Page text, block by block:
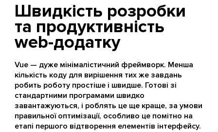
Швидкість розробки
та продуктивність
web-додатку
Vue — дуже мінімалістичний фреймворк. Менша
кількість коду для вирішення тих же завдань
робить роботу простіше і швидше. Готові зі
стандартними програмами швидко
завантажуються, і роблять це ще краще, за умови
правильної оптимізації, особливо це помітно на
етапі першого відтворення елементів інтерфейсу.